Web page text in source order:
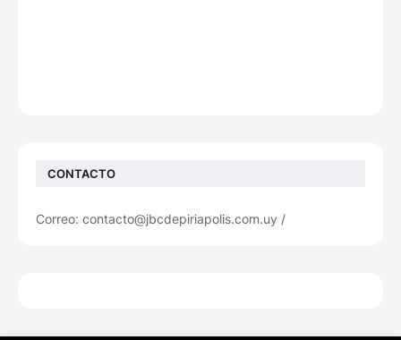
CONTACTO
Correo: contacto@jbcdepiriapolis.com.uy /